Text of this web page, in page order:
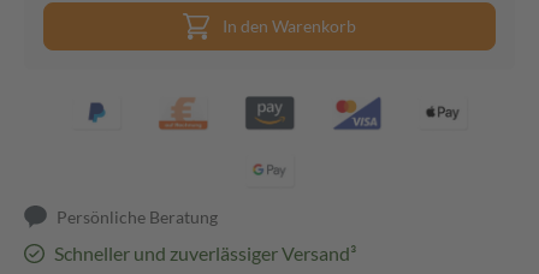
In den Warenkorb
Persönliche Beratung
Schneller und zuverlässiger Versand³